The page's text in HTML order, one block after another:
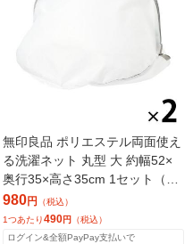
無印良品 ポリエステル両面使え
る洗濯ネット 丸型 大 約幅52×
奥行35×高さ35cm 1セット（1
個×2） 良品計画
980円
（税込）
1つあたり490円 （税込）
ログイン&全額PayPay支払いで